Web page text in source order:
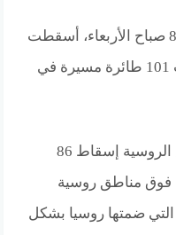
وقال البيان إنه بحلول الساعة 8:00 صباح الأربعاء، أسقطت
منظومات الدفاع الجوي أو عطلت 101 طائرة مسيرة في
وفي المقابل، أعلنت وزارة الدفاع الروسية إسقاط 86
فوق مناطق روسية
التي ضمتها روسيا بشكل